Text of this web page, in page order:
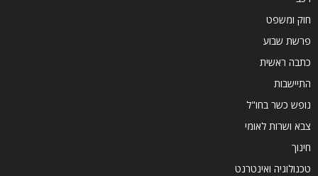
חוק ומשפט
פרשת שבוע
כתבה ראשית
התיישבות
נופש כשר בחו"ל
צבא ושרות לאומי
חינוך
טכנולוגיה ואינטרנט